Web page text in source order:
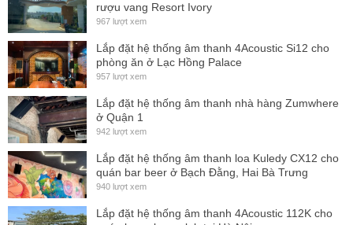
rượu vang Resort Ivory
967 lượt xem
Lắp đặt hệ thống âm thanh 4Acoustic Si12 cho
phòng ăn ở Lạc Hồng Palace
957 lượt xem
Lắp đặt hệ thống âm thanh nhà hàng Zumwhere
ở Quận 1
942 lượt xem
Lắp đặt hệ thống âm thanh loa Kuledy CX12 cho
quán bar beer ở Bạch Đằng, Hai Bà Trưng
940 lượt xem
Lắp đặt hệ thống âm thanh 4Acoustic 112K cho